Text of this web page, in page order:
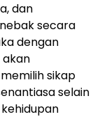
dan
secara
dengan
sikap
selain